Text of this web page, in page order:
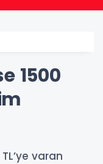
1500
varan